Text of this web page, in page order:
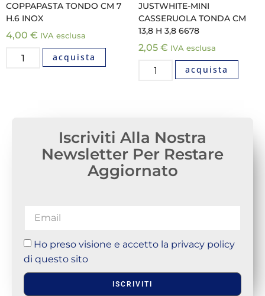
COPPAPASTA TONDO CM 7
H.6 INOX
4,00 € IVA esclusa
acquista
JUSTWHITE-MINI
CASSERUOLA TONDA CM
13,8 H 3,8 6678
2,05 € IVA esclusa
acquista
Iscriviti Alla Nostra
Newsletter Per Restare
Aggiornato
Ho preso visione e accetto la privacy policy
di questo sito
ISCRIVITI